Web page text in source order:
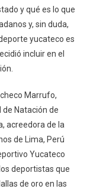
y qué es lo que
y, sin duda,
yucateco es
incluir en el
Marrufo,
Natación de
acreedora de la
de Lima, Perú
Yucateco
deportistas que
de oro en las